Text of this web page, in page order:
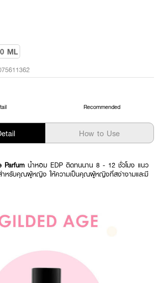
ML
Recommended
How to Use
Parfum น้ำหอม EDP ติดทนนาน 8 - 12 ชั่วโมง แนว
หรับคุณผู้หญิง ให้ความเป็นคุณผู้หญิงที่สง่างามและมี